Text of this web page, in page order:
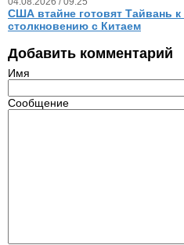
США втайне готовят Тайвань
столкновению с Китаем
Добавить комментарий
Имя
Сообщение